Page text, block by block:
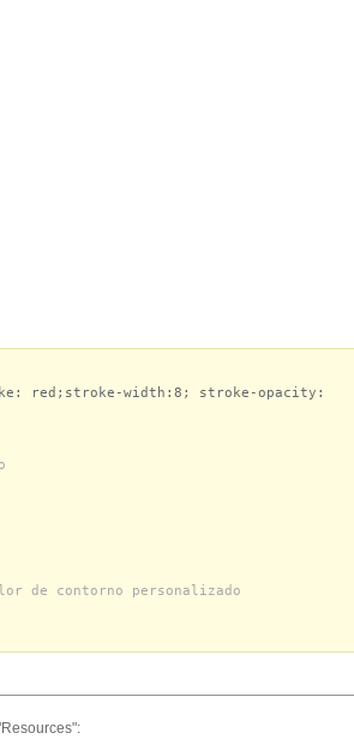
width:8; stroke-opacity:
de contorno personalizado